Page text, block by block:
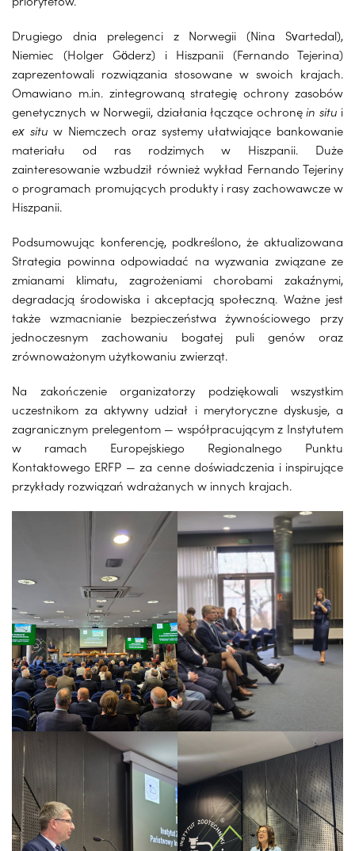
Drugiego dnia prelegenci z Norwegii (Nina Svartedal),
Niemiec (Holger Göderz) i Hiszpanii (Fernando Tejerina)
zaprezentowali rozwiązania stosowane w swoich krajach.
Omawiano m.in. zintegrowaną strategię ochrony zasobów
genetycznych w Norwegii, działania łączące ochronęin situ i
ex situ w Niemczech oraz systemy ułatwiające bankowanie
materiału od ras rodzimych w Hiszpanii. Duże
zainteresowanie wzbudził również wykład Fernando Tejeriny
o programach promujących produkty i rasy zachowawcze w
Hiszpanii.
Podsumowując konferencję, podkreślono, że aktualizowana
Strategia powinna odpowiadać na wyzwania związane ze
zmianami klimatu, zagrożeniami chorobami zakaźnymi,
degradacją środowiska i akceptacją społeczną. Ważne jest
także wzmacnianie bezpieczeństwa żywnościowego przy
jednoczesnym zachowaniu bogatej puli genów oraz
zrównoważonym użytkowaniu zwierząt.
Na zakończenie organizatorzy podziękowali wszystkim
uczestnikom za aktywny udział i merytoryczne dyskusje, a
zagranicznym prelegentom — współpracującym z Instytutem
w ramach Europejskiego Regionalnego Punktu
Kontaktowego ERFP — za cenne doświadczenia i inspirujące
przykłady rozwiązań wdrażanych w innych krajach.